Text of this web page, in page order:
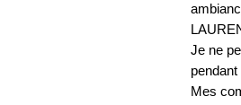
Je ne
Mes